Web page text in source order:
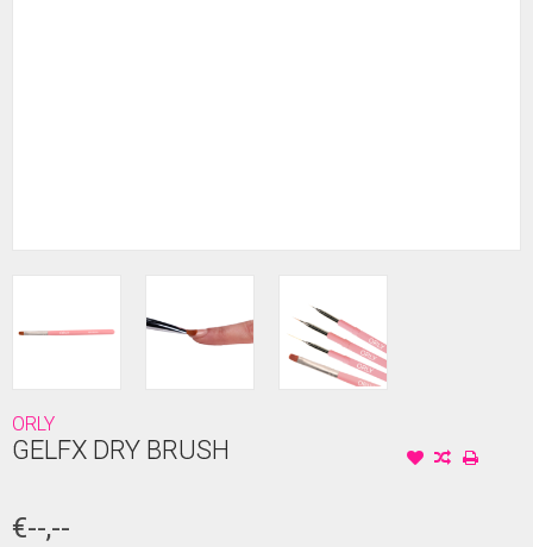
ORLY
GELFX DRY BRUSH
€--,--